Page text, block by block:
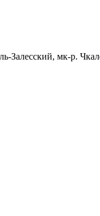
Залесский, мк-р.